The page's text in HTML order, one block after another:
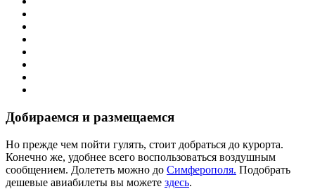
Добираемся и размещаемся
Но прежде чем пойти гулять, стоит добраться до курорта.
Конечно же, удобнее всего воспользоваться воздушным
сообщением. Долететь можно до Симферополя. Подобрать
дешевые авиабилеты вы можете здесь.